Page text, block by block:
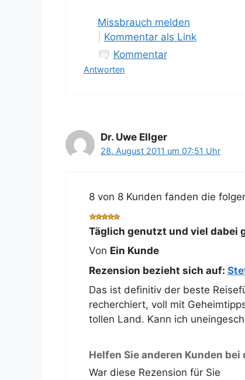
Missbrauch melden
Kommentar als Link
Kommentar
Antworten
Dr. Uwe Ellger
28. August 2011 um 07:51 Uhr
8 von 8 Kunden fanden die
Täglich genutzt und viel dabei
Von Ein Kunde
Rezension bezieht sich auf:
Das ist definitiv der beste
recherchiert, voll mit
tollen Land. Kann ich
Helfen Sie anderen Kunden
War diese Rezension für Sie